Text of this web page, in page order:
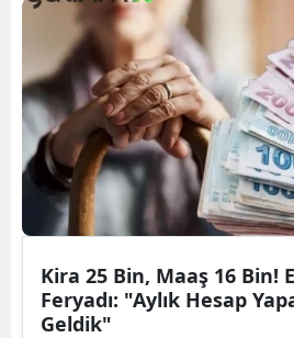
Kira 25 Bin, Maaş 16 Bin!
Feryadı: "Aylık Hesap
Geldik"